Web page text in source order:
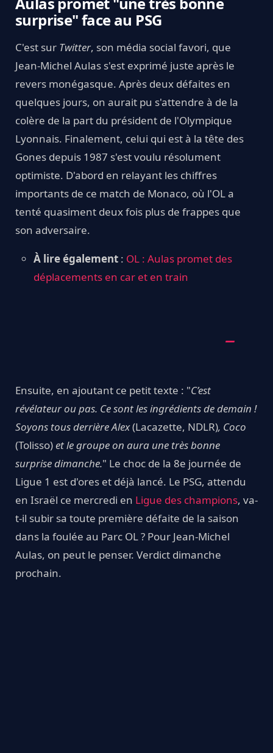
surprise" face au PSG
C'est sur Twitter, son média social favori, que
Jean-Michel Aulas s'est exprimé juste après le
revers monégasque. Après deux défaites en
quelques jours, on aurait pu s'attendre à de la
colère de la part du président de l'Olympique
Lyonnais. Finalement, celui qui est à la tête des
Gones depuis 1987 s'est voulu résolument
optimiste. D'abord en relayant les chiffres
importants de ce match de Monaco, où l'OL a
tenté quasiment deux fois plus de frappes que
son adversaire.
À lire également : OL : Aulas promet des
déplacements en car et en train
Ensuite, en ajoutant ce petit texte : "C’est
révélateur ou pas. Ce sont les ingrédients de demain !
Soyons tous derrière Alex(Lacazette, NDLR), Coco
(Tolisso)et le groupe on aura une très bonne
surprise dimanche." Le choc de la 8e journée de
Ligue 1 est d'ores et déjà lancé. Le PSG, attendu
en Israël ce mercredi en Ligue des champions, va-
t-il subir sa toute première défaite de la saison
dans la foulée au Parc OL ? Pour Jean-Michel
Aulas, on peut le penser. Verdict dimanche
prochain.